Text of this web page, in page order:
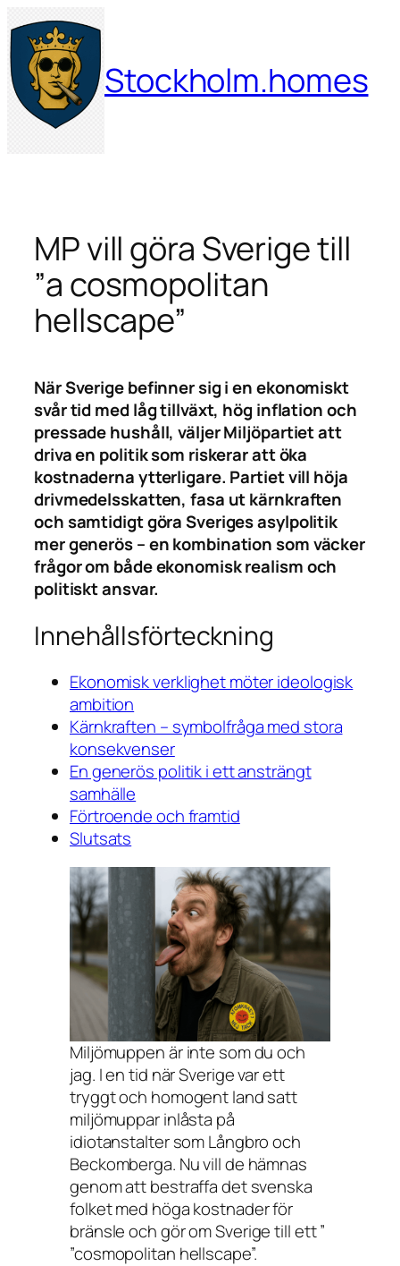
Hoppa
till
innehåll
Stockholm.homes
MP vill göra Sverige till
”a cosmopolitan
hellscape”
När Sverige befinner sig i en ekonomiskt
svår tid med låg tillväxt, hög inflation och
pressade hushåll, väljer Miljöpartiet att
driva en politik som riskerar att öka
kostnaderna ytterligare. Partiet vill höja
drivmedelsskatten, fasa ut kärnkraften
och samtidigt göra Sveriges asylpolitik
mer generös – en kombination som väcker
frågor om både ekonomisk realism och
politiskt ansvar.
Innehållsförteckning
Ekonomisk verklighet möter ideologisk
ambition
Kärnkraften – symbolfråga med stora
konsekvenser
En generös politik i ett ansträngt
samhälle
Förtroende och framtid
Slutsats
Miljömuppen är inte som du och
jag. I en tid när Sverige var ett
tryggt och homogent land satt
miljömuppar inlåsta på
idiotanstalter som Långbro och
Beckomberga. Nu vill de hämnas
genom att bestraffa det svenska
folket med höga kostnader för
bränsle och gör om Sverige till ett ”
”cosmopolitan hellscape”.